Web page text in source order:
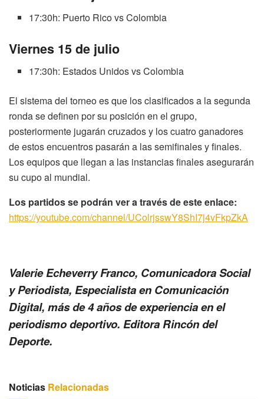
17:30h: Puerto Rico vs Colombia
Viernes 15 de julio
17:30h: Estados Unidos vs Colombia
El sistema del torneo es que los clasificados a la segunda
ronda se definen por su posición en el grupo,
posteriormente jugarán cruzados y los cuatro ganadores
de estos encuentros pasarán a las semifinales y finales.
Los equipos que llegan a las instancias finales asegurarán
su cupo al mundial.
Los partidos se podrán ver a través de este enlace:
https://youtube.com/channel/UColrjsswY8ShI7j4vFkpZkA
Valerie Echeverry Franco, Comunicadora Social
y Periodista, Especialista en Comunicación
Digital, más de 4 años de experiencia en el
periodismo deportivo. Editora Rincón del
Deporte.
Noticias Relacionadas